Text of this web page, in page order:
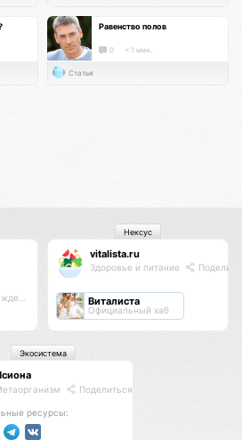
Равенство полов
0 < 1 мин.
Статья
vitalista.ru
Здоровье и питание
Виталиста
Официальный хаб
Нексус
Поделиться
ресурсы:
Экосистема